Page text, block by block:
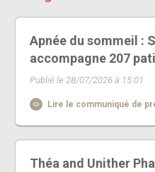
Apnée du sommeil :
accompagne 207
Publié le 28/07/2026 à 15:01
Lire le communiqué de
Théa and Unither